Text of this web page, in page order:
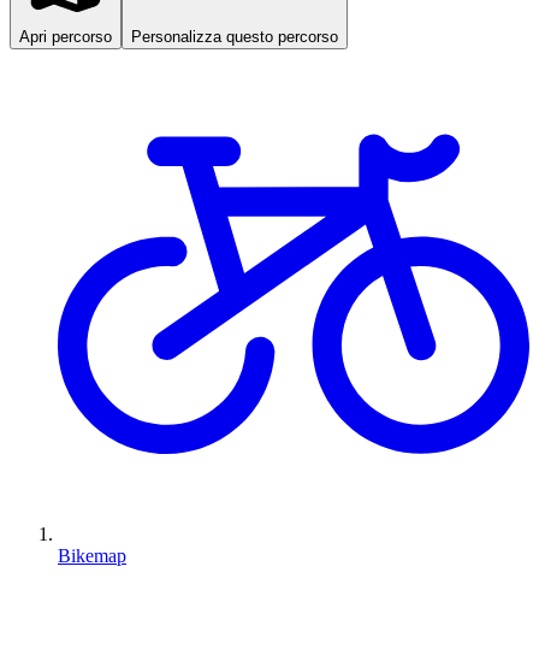
Apri percorso Personalizza questo percorso
Bikemap